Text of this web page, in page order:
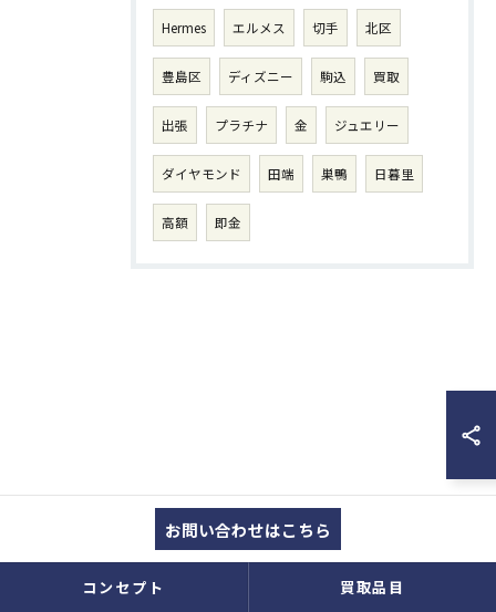
Hermes エルメス 切手 北区
豊島区 ディズニー 駒込 買取
出張 プラチナ 金 ジュエリー
ダイヤモンド 田端 巣鴨 日暮里
高額 即金
お問い合わせはこちら
コンセプト 買取品目